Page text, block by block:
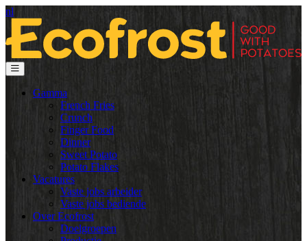
nl
Gamma
French Fries
Crunch
Finger Food
Dinner
Sweet Potato
Potato Flakes
Vacatures
Vaste jobs arbeider
Vaste jobs bediende
Over Ecofrost
Doelgroepen